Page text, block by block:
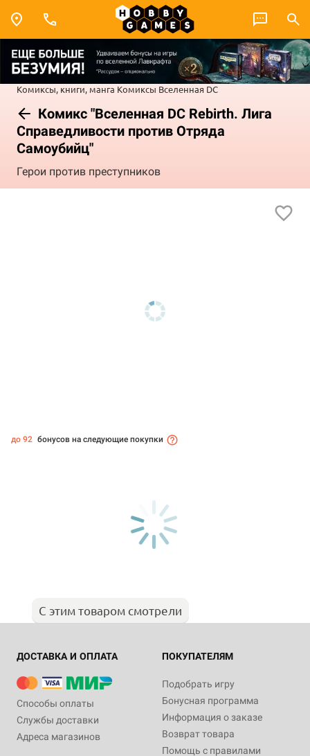
Комиксы, книги, манга Комиксы Вселенная DC
Комикс "Вселенная DC Rebirth. Лига
Справедливости против Отряда
Самоубийц"
Герои против преступников
до 92 бонусов на следующие покупки
С этим товаром смотрели
ДОСТАВКА И ОПЛАТА
Способы оплаты
Службы доставки
Адреса магазинов
ПОКУПАТЕЛЯМ
Подобрать игру
Бонусная программа
Информация о заказе
Возврат товара
Помощь с правилами